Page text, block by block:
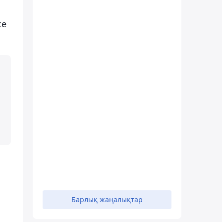
Барлық жаңалықтар